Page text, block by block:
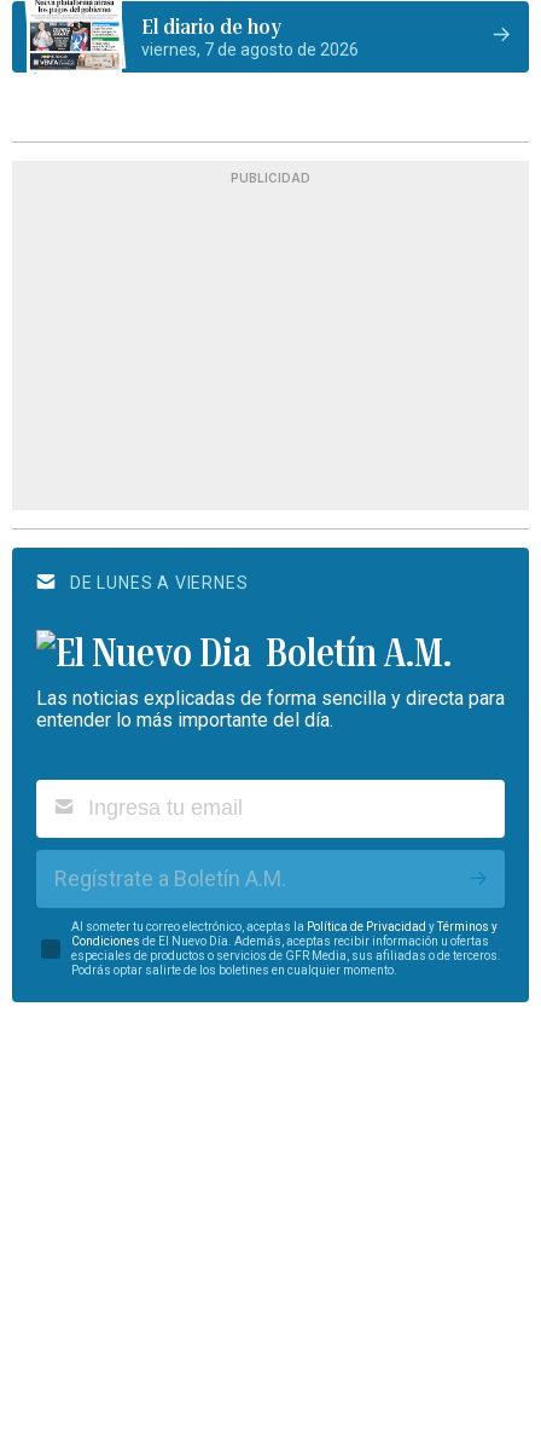
El diario de hoy
viernes, 7 de agosto de 2026
PUBLICIDAD
DE LUNES A VIERNES
Boletín A.M.
Las noticias explicadas de forma sencilla y directa para
entender lo más importante del día.
Regístrate a Boletín A.M.
Al someter tu correo electrónico, aceptas la Política de Privacidad yTérminos y
Condiciones de El Nuevo Día. Además, aceptas recibir información u ofertas
especiales de productos o servicios de GFR Media, sus afiliadas o de terceros.
Podrás optar salirte de los boletines en cualquier momento.